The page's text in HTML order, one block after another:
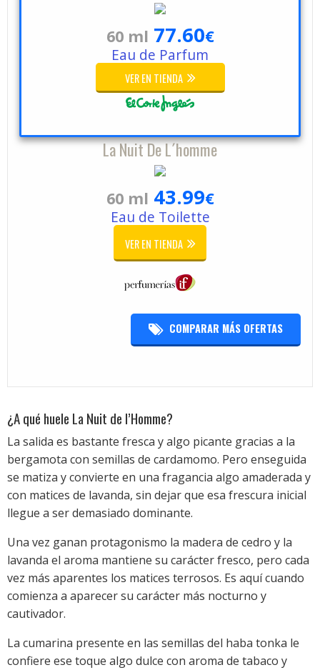
60 ml 77.60€
Eau de Parfum
VER EN TIENDA
La Nuit De L´homme
60 ml 43.99€
Eau de Toilette
VER EN TIENDA
COMPARAR MÁS OFERTAS
¿A qué huele La Nuit de l’Homme?
La salida es bastante fresca y algo picante gracias a la
bergamota con semillas de cardamomo. Pero enseguida
se matiza y convierte en una fragancia algo amaderada y
con matices de lavanda, sin dejar que esa frescura inicial
llegue a ser demasiado dominante.
Una vez ganan protagonismo la madera de cedro y la
lavanda el aroma mantiene su carácter fresco, pero cada
vez más aparentes los matices terrosos. Es aquí cuando
comienza a aparecer su carácter más nocturno y
cautivador.
La cumarina presente en las semillas del haba tonka le
confiere ese toque algo dulce con aroma de tabaco y